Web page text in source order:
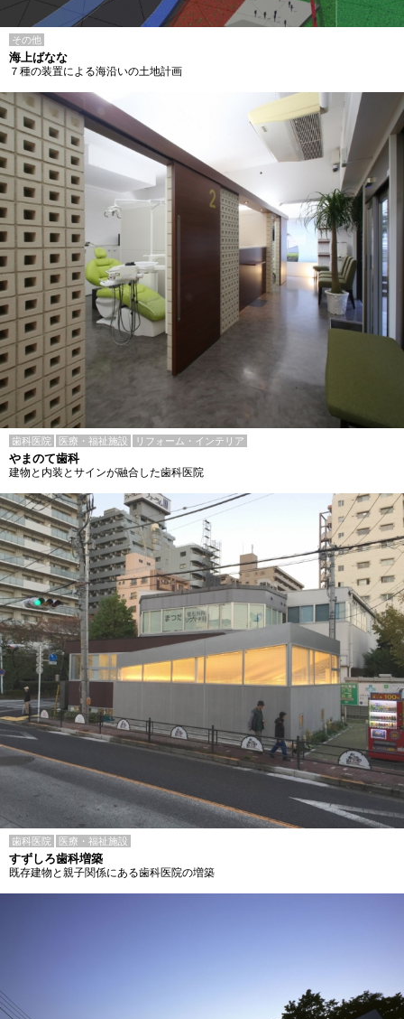
その他
海上ばなな
７種の装置による海沿いの土地計画
歯科医院 医療・福祉施設 リフォーム・インテリア
やまのて歯科
建物と内装とサインが融合した歯科医院
歯科医院 医療・福祉施設
すずしろ歯科増築
既存建物と親子関係にある歯科医院の増築